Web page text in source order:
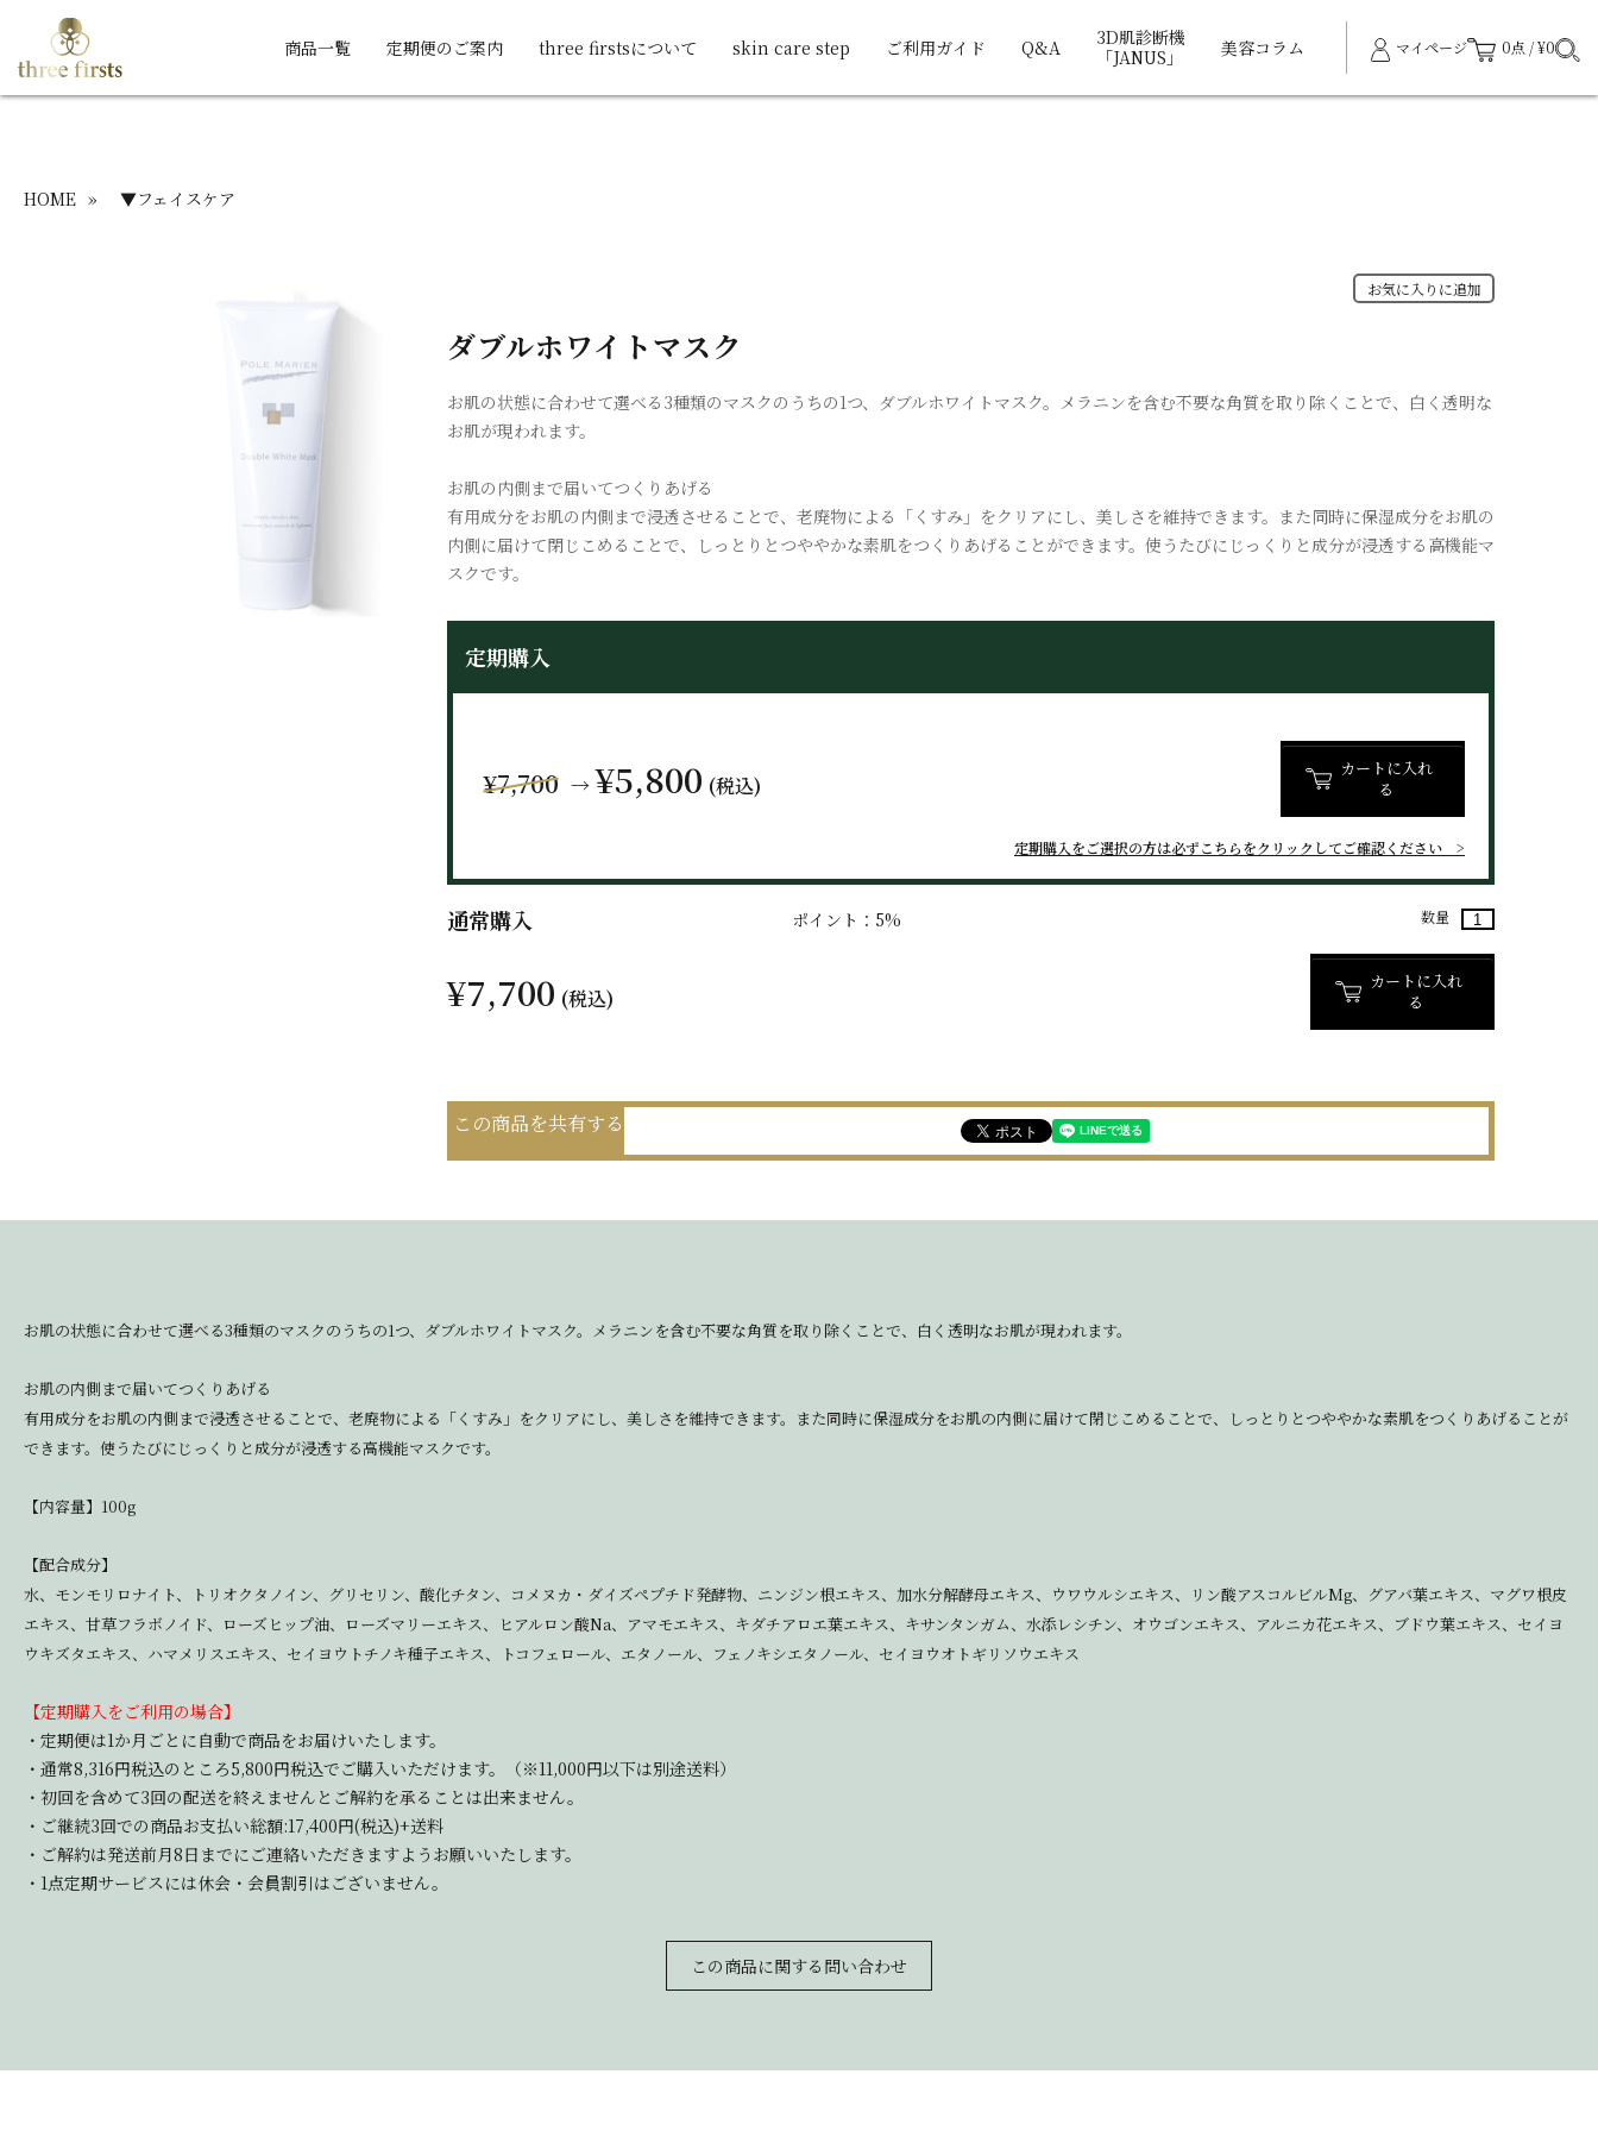
商品一覧 定期便のご案内 three firstsについて skin care step ご利用ガイド Q&A
3D肌診断機
「JANUS」
美容コラム マイページ 0点 / ¥0
HOME » ▼フェイスケア
お気に入りに追加
ダブルホワイトマスク
お肌の状態に合わせて選べる3種類のマスクのうちの1つ、ダブルホワイトマスク。メラニンを含む不要な角質を取り除くことで、白く透明な
お肌が現われます。
お肌の内側まで届いてつくりあげる
有用成分をお肌の内側まで浸透させることで、老廃物による「くすみ」をクリアにし、美しさを維持できます。また同時に保湿成分をお肌の
内側に届けて閉じこめることで、しっとりとつややかな素肌をつくりあげることができます。使うたびにじっくりと成分が浸透する高機能マ
スクです。
定期購入
¥7,700 → ¥5,800 (税込)
カートに入れ
る
定期購入をご選択の方は必ずこちらをクリックしてご確認ください
通常購入 ポイント：5% 数量
¥7,700 (税込)
カートに入れ
る
この商品を共有する
お肌の状態に合わせて選べる3種類のマスクのうちの1つ、ダブルホワイトマスク。メラニンを含む不要な角質を取り除くことで、白く透明なお肌が現われます。
お肌の内側まで届いてつくりあげる
有用成分をお肌の内側まで浸透させることで、老廃物による「くすみ」をクリアにし、美しさを維持できます。また同時に保湿成分をお肌の内側に届けて閉じこめることで、しっとりとつややかな素肌をつくりあげることが
できます。使うたびにじっくりと成分が浸透する高機能マスクです。
【内容量】100g
【配合成分】
水、モンモリロナイト、トリオクタノイン、グリセリン、酸化チタン、コメヌカ・ダイズペプチド発酵物、ニンジン根エキス、加水分解酵母エキス、ウワウルシエキス、リン酸アスコルビルMg、グアバ葉エキス、マグワ根皮
エキス、甘草フラボノイド、ローズヒップ油、ローズマリーエキス、ヒアルロン酸Na、アマモエキス、キダチアロエ葉エキス、キサンタンガム、水添レシチン、オウゴンエキス、アルニカ花エキス、ブドウ葉エキス、セイヨ
ウキズタエキス、ハマメリスエキス、セイヨウトチノキ種子エキス、トコフェロール、エタノール、フェノキシエタノール、セイヨウオトギリソウエキス
【定期購入をご利用の場合】
・定期便は1か月ごとに自動で商品をお届けいたします。
・通常8,316円税込のところ5,800円税込でご購入いただけます。（※11,000円以下は別途送料）
・初回を含めて3回の配送を終えませんとご解約を承ることは出来ません。
・ご継続3回での商品お支払い総額:17,400円(税込)+送料
・ご解約は発送前月8日までにご連絡いただきますようお願いいたします。
・1点定期サービスには休会・会員割引はございません。
この商品に関する問い合わせ